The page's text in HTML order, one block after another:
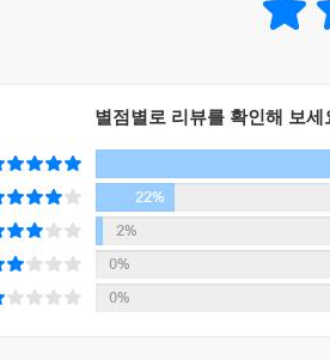
있습니다. 우리 시대 친근한 인문학자
별점별로 리뷰를 확인해 보세
22%
2%
0%
0%